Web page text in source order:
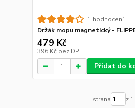
1 hodnocení
Držák mopu magnetický -
479 Kč
396 Kč bez DPH
Přidat do
strana z 1